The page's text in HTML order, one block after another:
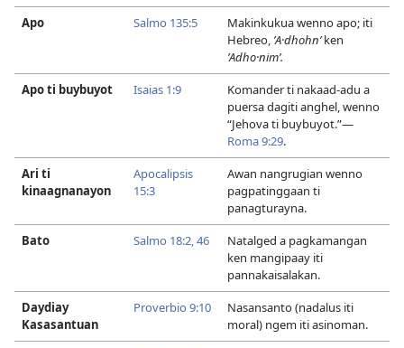
Apo
Salmo 135:5
Makinkukua wenno apo; iti
Hebreo, ʼA·dhohnʹken
ʼAdho·nimʹ.
Apo ti buybuyot
Isaias 1:9
Komander ti nakaad-adu a
puersa dagiti anghel, wenno
“Jehova ti buybuyot.”​—
Roma 9:​29.
Ari ti
kinaagnanayon
Apocalipsis
15:3
Awan nangrugian wenno
pagpatinggaan ti
panagturayna.
Bato
Salmo 18:​2,46
Natalged a pagkamangan
ken mangipaay iti
pannakaisalakan.
Daydiay
Kasasantuan
Proverbio 9:​10
Nasansanto (nadalus iti
moral) ngem iti asinoman.